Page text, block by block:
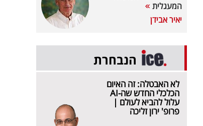
המעגלית
יאיר אבידן
הנבחרת
לא האבטלה: זה האיום
הכלכלי החדש שה-AI
עלול להביא לעולם |
פרופ' ירון זליכה